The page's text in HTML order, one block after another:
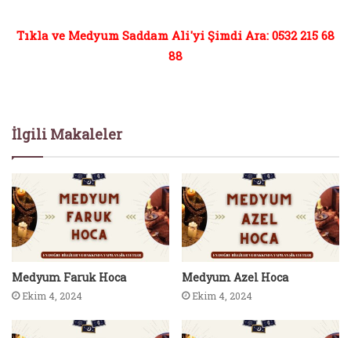
Tıkla ve Medyum Saddam Ali'yi Şimdi Ara: 0532 215 68
88
İlgili Makaleler
Medyum Faruk Hoca
Ekim 4, 2024
Medyum Azel Hoca
Ekim 4, 2024